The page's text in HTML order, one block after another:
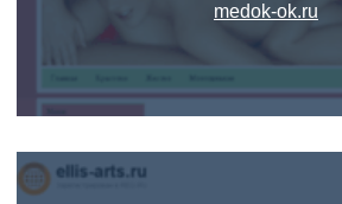
medok-ok.ru